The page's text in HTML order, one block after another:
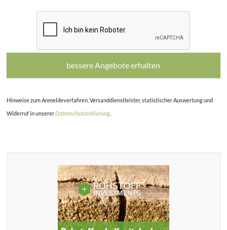
t
l
e
r
s
Hinweise zum Anmeldeverfahren, Versanddienstleister, statistischer Auswertung und
Widerruf in unserer Datenschutzerklärung